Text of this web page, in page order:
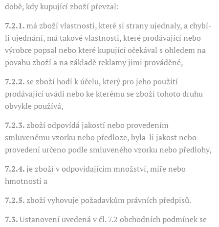
době, kdy kupující zboží převzal:
7.2.1.má zboží vlastnosti, které si strany ujednaly, a chybí-
li ujednání, má takové vlastnosti, které prodávající nebo
výrobce popsal nebo které kupující očekával s ohledem na
povahu zboží a na základě reklamy jimi prováděné,
7.2.2. se zboží hodí k účelu, který pro jeho použití
prodávající uvádí nebo ke kterému se zboží tohoto druhu
obvykle používá,
7.2.3. zboží odpovídá jakostí nebo provedením
smluvenému vzorku nebo předloze, byla-li jakost nebo
provedení určeno podle smluveného vzorku nebo předlohy,
7.2.4. je zboží v odpovídajícím množství, míře nebo
hmotnosti a
7.2.5. zboží vyhovuje požadavkům právních předpisů.
7.3.Ustanovení uvedená v čl. 7.2 obchodních podmínek se